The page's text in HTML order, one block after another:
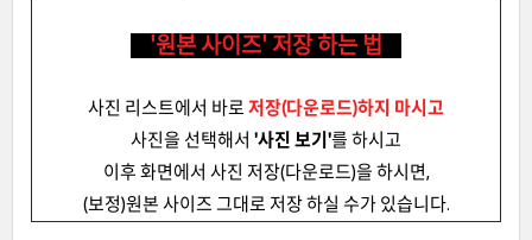
'원본 사이즈' 저장 하는 법
사진 리스트에서 바로 저장(다운로드)하지 마시고
사진을 선택해서 '사진 보기'를 하시고
이후 화면에서 사진 저장(다운로드)을 하시면,
(보정)원본 사이즈 그대로 저장 하실 수가 있습니다.